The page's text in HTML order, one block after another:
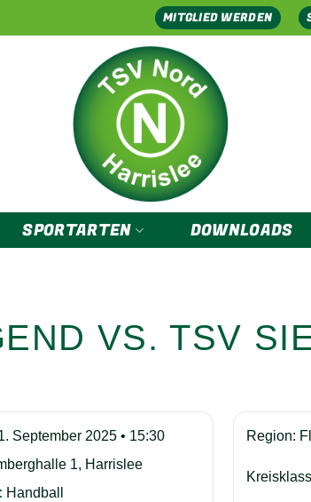
MITGLIED WERDEN
SPORTARTEN DOWNLOADS
VS. TSV
September 2025 • 15:30
1, Harrislee
Handball
Region: